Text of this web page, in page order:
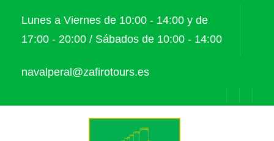
contenido
tecla
Lunes a Viernes de 10:00 - 14:00 y de
17:00 - 20:00 / Sábados de 10:00 - 14:00
navalperal@zafirotours.es